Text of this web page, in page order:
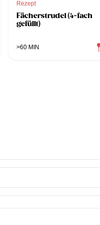
Rezept
Fächerstrudel (4-fach
gefüllt)
>60 MIN